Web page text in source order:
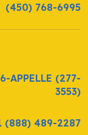
(450) 768-6995
APPELLE (277-
3553)
(888) 489-2287